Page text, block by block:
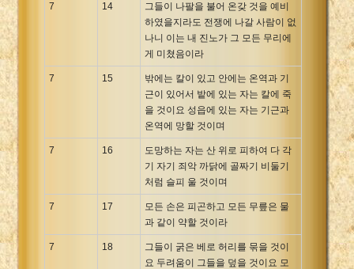
7 14
그들이 나팔을 불어 온갖 것을 예비
하였을지라도 전쟁에 나갈 사람이 없
나니 이는 내 진노가 그 모든 무리에
게 미쳤음이라
7 15
밖에는 칼이 있고 안에는 온역과 기
근이 있어서 밭에 있는 자는 칼에 죽
을 것이요 성읍에 있는 자는 기근과
온역에 망할 것이며
7 16
도망하는 자는 산 위로 피하여 다 각
기 자기 죄악 까닭에 골짜기 비둘기
처럼 슬피 울 것이며
7 17
모든 손은 피곤하고 모든 무릎은 물
과 같이 약할 것이라
7 18
그들이 굵은 베로 허리를 묶을 것이
요 두려움이 그들을 덮을 것이요 모